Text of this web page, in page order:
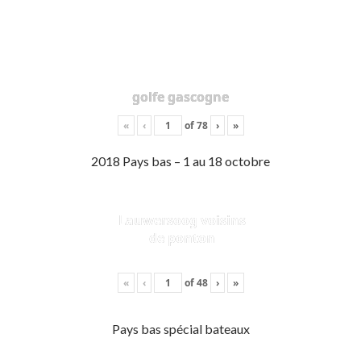
golfe gascogne
« ‹ of78 › »
2018 Pays bas – 1 au 18 octobre
Lauwersoog voisins
de ponton
« ‹ of48 › »
Pays bas spécial bateaux